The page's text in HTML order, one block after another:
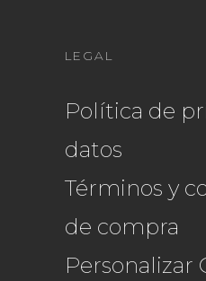
LEGAL
Política de
datos
Términos y
de compra
Personalizar